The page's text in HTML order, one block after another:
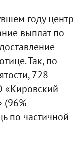
году центр
выплат по
Так, по
728
«Кировский
(96%
по частичной